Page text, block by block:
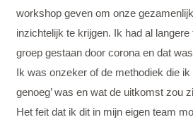
workshop geven om onze
inzichtelijk te krijgen. Ik had al
groep gestaan door corona en dat
Ik was onzeker of de methodiek die ik
genoeg’ was en wat de uitkomst zou
Het feit dat ik dit in mijn eigen team